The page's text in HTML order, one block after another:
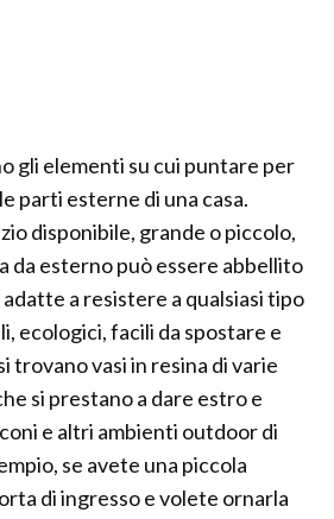
gli elementi su cui puntare per
parti esterne di una casa.
disponibile, grande o piccolo,
da esterno può essere abbellito
a resistere a qualsiasi tipo
ecologici, facili da spostare e
trovano vasi in resina di varie
si prestano a dare estro e
e altri ambienti outdoor di
se avete una piccola
di ingresso e volete ornarla